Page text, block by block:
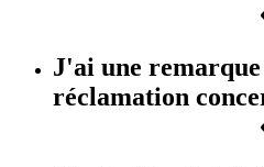
J'ai une remarque
réclamation